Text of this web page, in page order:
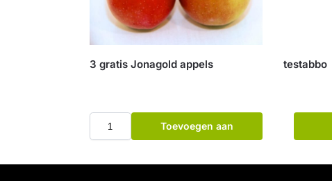
3 gratis Jonagold appels
Toevoegen aan
testabbo